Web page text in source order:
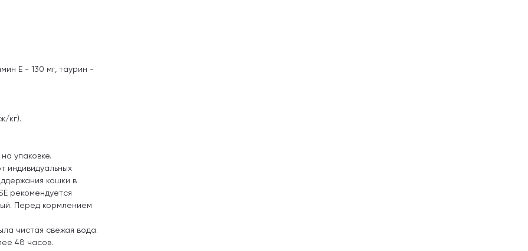
E - 130 мг, таурин -
кг).
упаковке.
индивидуальных
кошки в
рекомендуется
Перед кормлением
чистая свежая вода.
48 часов.